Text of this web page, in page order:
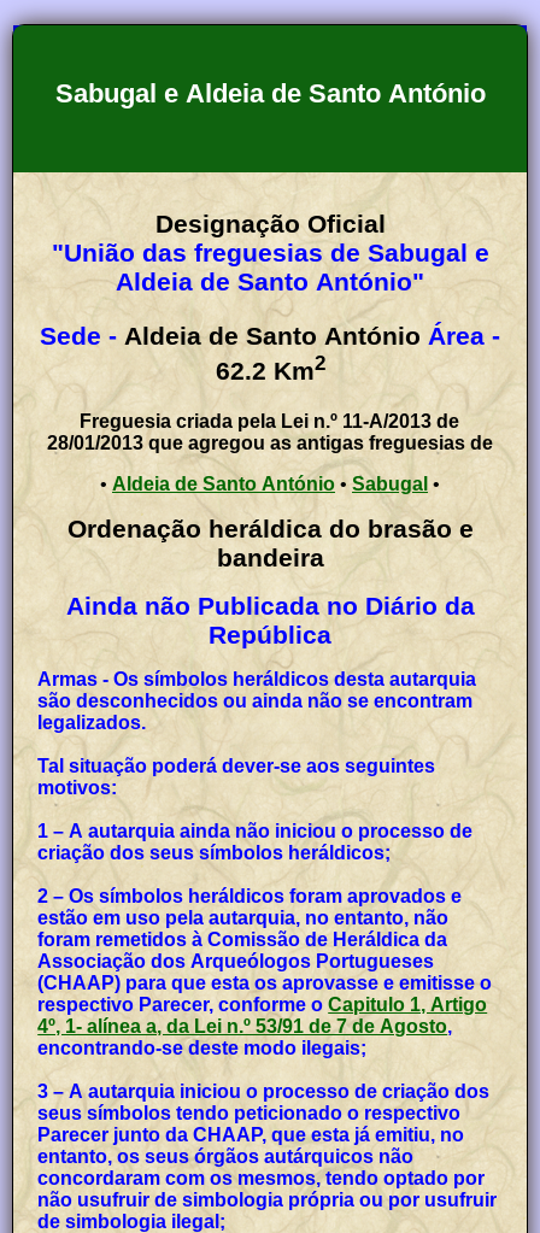
Sabugal e Aldeia de Santo António
Designação Oficial
"União das freguesias de Sabugal e
Aldeia de Santo António"
Sede - Aldeia de Santo António Área -
62.2 Km2
Freguesia criada pela Lei n.º 11-A/2013 de
28/01/2013 que agregou as antigas freguesias de
•
Aldeia de Santo António • Sabugal •
Ordenação heráldica do brasão e
bandeira
Ainda não Publicada no Diário da
República
Armas - Os símbolos heráldicos desta autarquia
são desconhecidos ou ainda não se encontram
legalizados.
Tal situação poderá dever-se aos seguintes
motivos:
1 – A autarquia ainda não iniciou o processo de
criação dos seus símbolos heráldicos;
2 – Os símbolos heráldicos foram aprovados e
estão em uso pela autarquia, no entanto, não
foram remetidos à Comissão de Heráldica da
Associação dos Arqueólogos Portugueses
(CHAAP) para que esta os aprovasse e emitisse o
respectivo Parecer, conforme oCapitulo 1, Artigo
4º, 1- alínea a, da Lei n.º 53/91 de 7 de Agosto,
encontrando-se deste modo ilegais;
3 – A autarquia iniciou o processo de criação dos
seus símbolos tendo peticionado o respectivo
Parecer junto da CHAAP, que esta já emitiu, no
entanto, os seus órgãos autárquicos não
concordaram com os mesmos, tendo optado por
não usufruir de simbologia própria ou por usufruir
de simbologia ilegal;